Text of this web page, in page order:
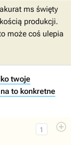
ms święty
produkcji.
może coś ulepia
twoje
to konkretne
1